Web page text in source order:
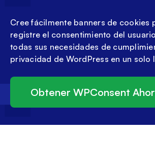
Cree fácilmente banners de cookies
registre el consentimiento del
todas sus necesidades de
privacidad de WordPress en un solo
Obtener WPConsent